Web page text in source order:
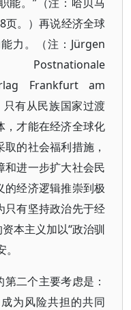
页。）再说经济全球
力。（注：Jürgen
Frankfurt am
有从民族国家过渡
，才能在经济全球化
的社会福利措施，
进一步扩大社会民
的经济逻辑推崇到极
只有坚持政治先于经
本主义加以“政治驯
。
二个主要考虑是：
为风险共担的共同